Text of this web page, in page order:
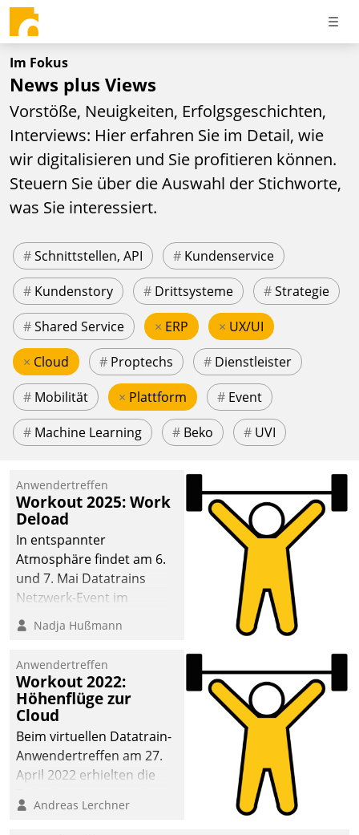
Im Fokus
News plus Views
Vorstöße, Neuigkeiten, Erfolgsgeschichten,
Interviews: Hier erfahren Sie im Detail, wie
wir digitalisieren und Sie profitieren können.
Steuern Sie über die Auswahl der Stichworte,
was Sie interessiert.
#Schnittstellen, API # Kundenservice
# Kundenstory # Drittsysteme #Strategie
#Shared Service × ERP × UX/UI
× Cloud # Proptechs # Dienstleister
# Mobilität × Plattform # Event
# Machine Learning # Beko # UVI
Anwendertreffen
Workout 2025: Work
Deload
In entspannter
Atmosphäre findet am 6.
und 7. Mai Datatrains
Netzwerk-Event im
Kunden- und Partnerkreis
statt. Zentrale Frage: Wie
Mammutprojekte
meistern und Workloads
wuppen – bei zunehmend
anspruchsvollen
Aufgaben und
abnehmendem
Nadja Hußmann
Anwendertreffen
Workout 2022:
Höhenflüge zur
Cloud
Beim virtuellen Datatrain-
Anwendertreffen am 27.
April 2022 erhielten die
Teilnehmer kurzweilige
Andreas Lerchner